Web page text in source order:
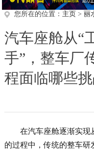
您所在的位置： 主页 > 丽
汽车座舱从“
手”，整车厂
程面临哪些挑
在汽车座舱逐渐实现
的过程中，传统的整车